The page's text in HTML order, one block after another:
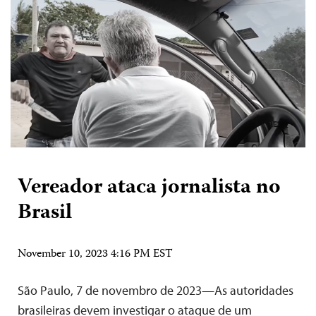
Vereador ataca jornalista no
Brasil
November 10, 2023 4:16 PM EST
São Paulo, 7 de novembro de 2023—As autoridades
brasileiras devem investigar o ataque de um